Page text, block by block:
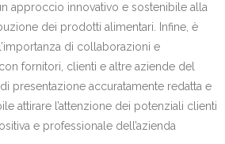
approccio innovativo e sostenibile alla
dei prodotti alimentari. Infine, è
di collaborazioni e
fornitori, clienti e altre aziende del
presentazione accuratamente redatta e
attirare l’attenzione dei potenziali clienti
e professionale dell’azienda